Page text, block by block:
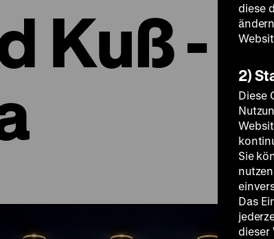
Kuß -
diese
2)
Diese
Sie
Das
dieser